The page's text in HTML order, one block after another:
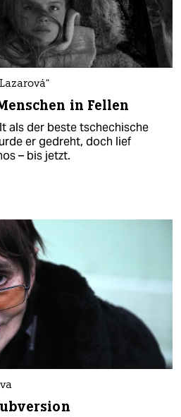
in Fellen
als der beste tschechische
er gedreht, doch lief
– bis jetzt.